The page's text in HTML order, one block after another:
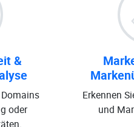
&
oder
Erkennen
und